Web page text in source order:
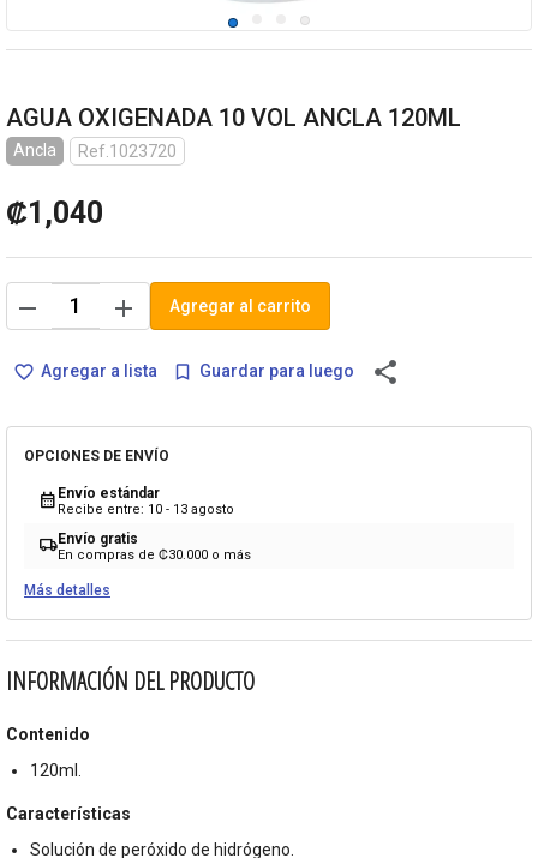
AGUA OXIGENADA 10 VOL ANCLA 120ML
Ancla Ref.1023720
₡1,040
remove add Agregar al carrito
favorite_border Agregar a lista bookmark_border Guardar para luego share
OPCIONES DE ENVÍO
calendar_month Envío estándar
Recibe entre: 10 - 13 agosto
local_shippingEnvío gratis
En compras de ₡30.000 o más
Más detalles
INFORMACIÓN DEL PRODUCTO
Contenido
120ml.
Características
Solución de peróxido de hidrógeno.